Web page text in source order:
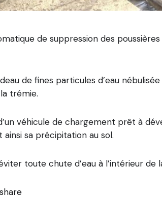
de suppression des
de fines particules d’eau
trémie.
véhicule de chargement prêt à
sa précipitation au sol.
toute chute d’eau à l’intérieur de